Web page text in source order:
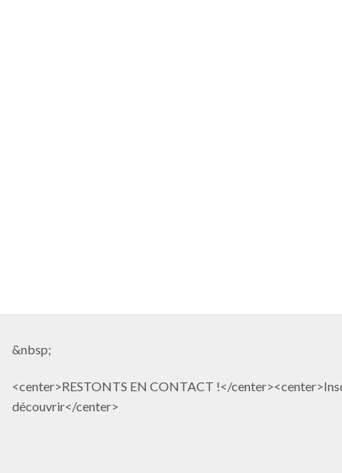
&nbsp;
<center>RESTONTS EN CONTACT !</
découvrir</center>